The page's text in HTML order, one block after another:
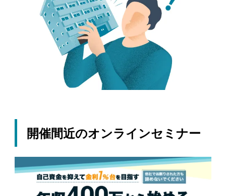
開催間近のオンラインセミナー